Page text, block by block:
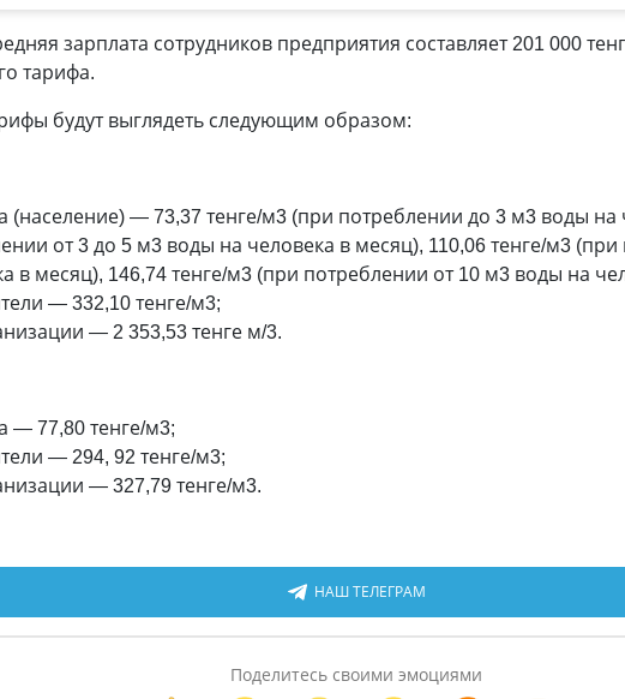
зарплата сотрудников предприятия составляет 201 000
тарифа.
будут выглядеть следующим образом:
(население) — 73,37 тенге/м3 (при потреблении до 3 м3 воды на
от 3 до 5 м3 воды на человека в месяц), 110,06 тенге/м3
в месяц), 146,74 тенге/м3 (при потреблении от 10 м3 воды на
— 332,10 тенге/м3;
— 2 353,53 тенге м/3.
— 77,80 тенге/м3;
— 294, 92 тенге/м3;
— 327,79 тенге/м3.
НАШ ТЕЛЕГРАМ
Поделитесь своими эмоциями